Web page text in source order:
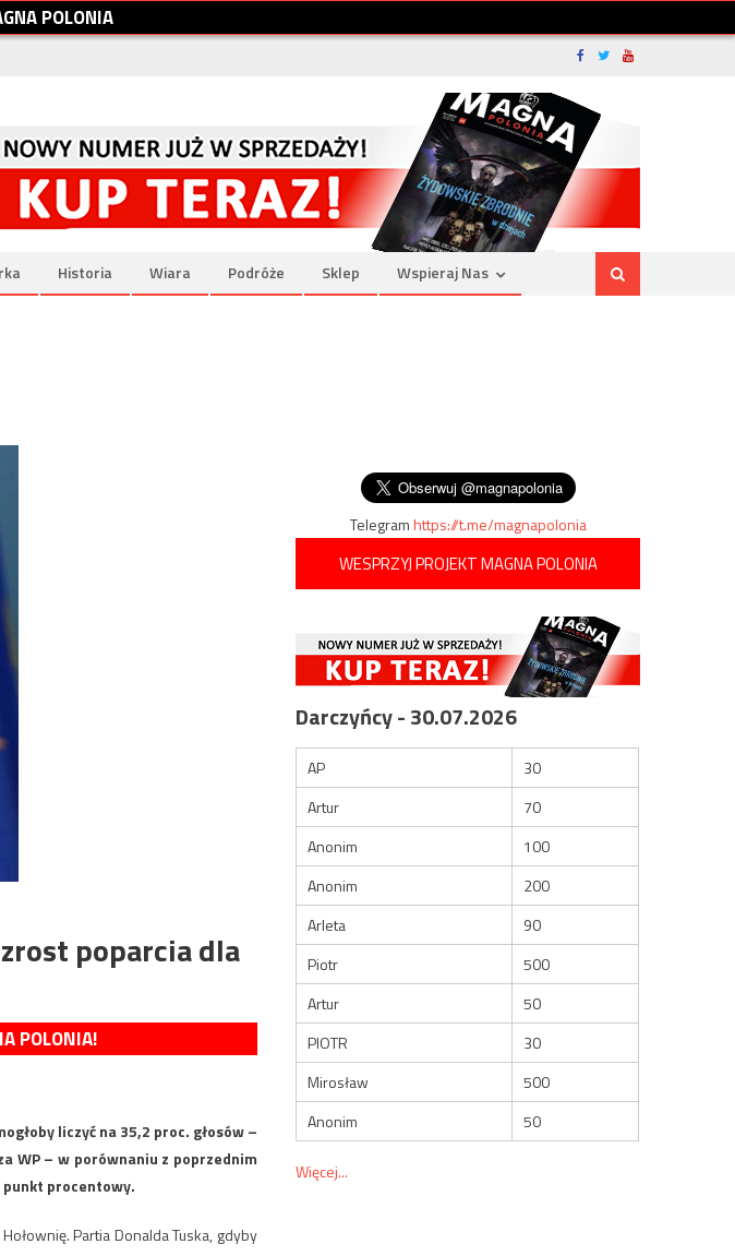
GNAPOLONIA
Historia Wiara Podróże Sklep Wspieraj Nas
poparcia dla
POLONIA!
liczyć na 35,2 proc. głosów –
WP – w porównaniu z poprzednim
punkt procentowy.
Partia Donalda Tuska, gdyby
Telegramhttps://t.me/magnapolonia
WESPRZYJ PROJEKT MAGNA POLONIA
Darczyńcy - 30.07.2026
AP
30
Artur
70
Anonim
100
Anonim
200
Arleta
90
Piotr
500
Artur
50
PIOTR
30
Mirosław
500
Anonim
50
Więcej...